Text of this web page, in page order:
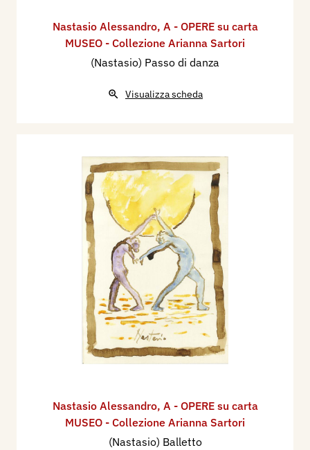
Nastasio Alessandro, A - OPERE su carta
MUSEO - Collezione Arianna Sartori
(Nastasio) Passo di danza
Visualizza scheda
Nastasio Alessandro, A - OPERE su carta
MUSEO - Collezione Arianna Sartori
(Nastasio) Balletto